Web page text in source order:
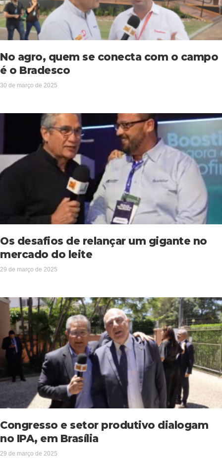
No agro, quem se conecta com o campo
é o Bradesco
30 de março de 2025
Os desafios de relançar um gigante no
mercado do leite
29 de março de 2025
Congresso e setor produtivo dialogam
no IPA, em Brasília
29 de março de 2025